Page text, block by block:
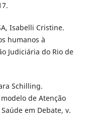
Isabelli Cristine.
humanos à
Judiciária do Rio de
Schilling.
de Atenção
em Debate, v.